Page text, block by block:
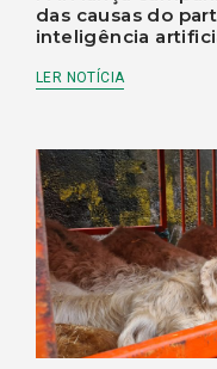
das causas do
inteligência
LER NOTÍCIA